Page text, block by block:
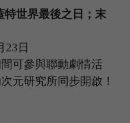
特世界最後之日 ；末
23 日
可參與聯動劇情活
元研究所同步開啟！